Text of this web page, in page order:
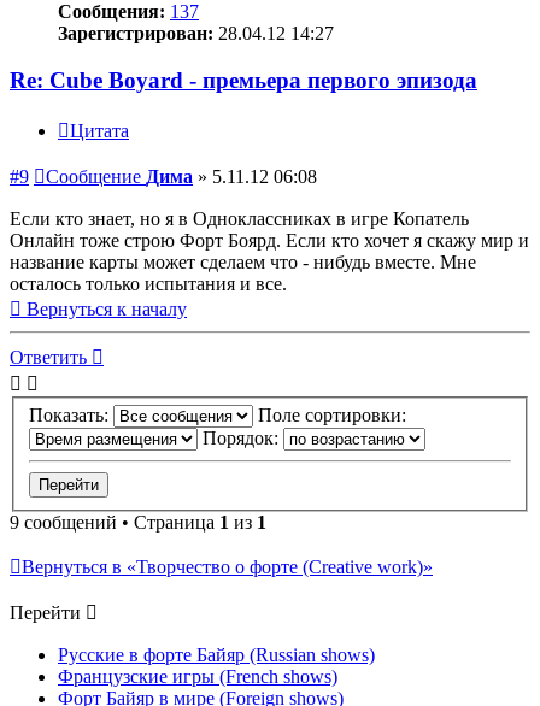
Сообщения: 137
Зарегистрирован: 28.04.12 14:27
Re: Cube Boyard - премьера первого эпизода
Цитата
#9 Сообщение Дима » 5.11.12 06:08
Если кто знает, но я в Одноклассниках в игре Копатель
Онлайн тоже строю Форт Боярд. Если кто хочет я скажу мир и
название карты может сделаем что - нибудь вместе. Мне
осталось только испытания и все.
Вернуться к началу
Ответить
Показать:
Поле сортировки:
Порядок:
9 сообщений • Страница 1 из 1
Вернуться в «Творчество о форте (Creative work)»
Перейти
Русские в форте Байяр (Russian shows)
Французские игры (French shows)
Форт Байяр в мире (Foreign shows)